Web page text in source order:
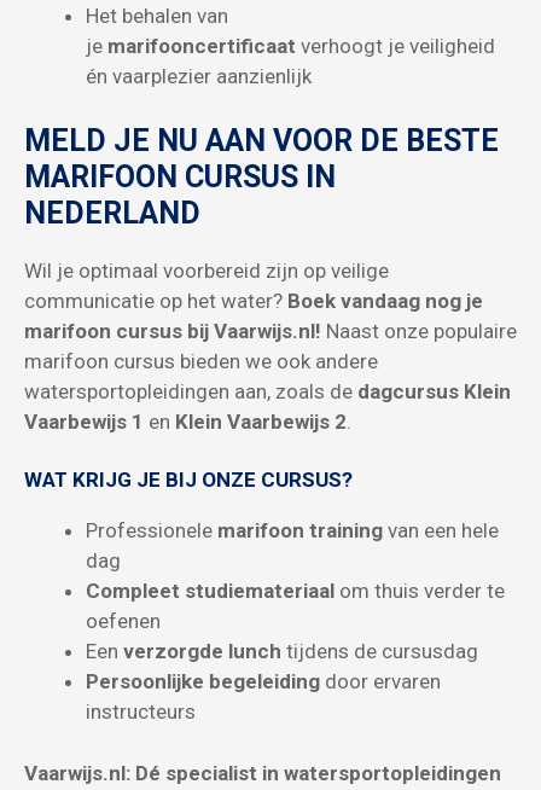
Het behalen van
je marifooncertificaat verhoogt je veiligheid
én vaarplezier aanzienlijk
MELD JE NU AAN VOOR DE BESTE
MARIFOON CURSUS IN
NEDERLAND
Wil je optimaal voorbereid zijn op veilige
communicatie op het water? Boek vandaag nog je
marifoon cursus bij Vaarwijs.nl! Naast onze populaire
marifoon cursus bieden we ook andere
watersportopleidingen aan, zoals de dagcursus Klein
Vaarbewijs 1 en Klein Vaarbewijs 2
WAT KRIJG JE BIJ ONZE CURSUS?
Professionele marifoon training van een hele
dag
Compleet studiemateriaal om thuis verder te
oefenen
Een verzorgde lunch tijdens de cursusdag
Persoonlijke begeleiding door ervaren
instructeurs
Vaarwijs.nl: Dé specialist in watersportopleidingen